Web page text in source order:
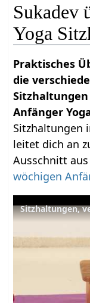
Sukadev
Yoga
Praktisches
die
Anfänger
Sitzhaltungen
leitet dich an
Ausschnitt
wöchigen